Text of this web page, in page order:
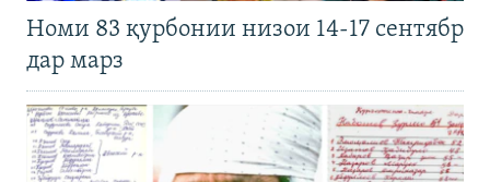
Номи 83 қурбонии низои 14-17 сентябр
дар марз